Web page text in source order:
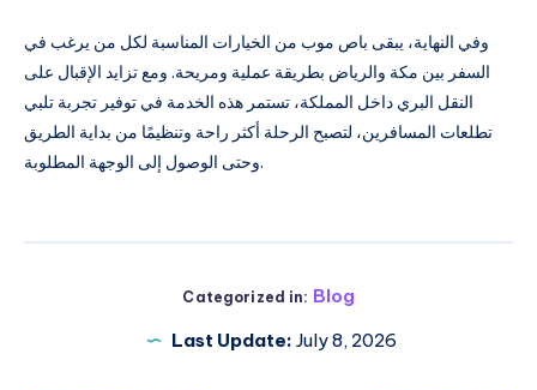
وفي النهاية، يبقى باص موب من الخيارات المناسبة لكل من يرغب في
السفر بين مكة والرياض بطريقة عملية ومريحة. ومع تزايد الإقبال على
النقل البري داخل المملكة، تستمر هذه الخدمة في توفير تجربة تلبي
تطلعات المسافرين، لتصبح الرحلة أكثر راحة وتنظيمًا من بداية الطريق
وحتى الوصول إلى الوجهة المطلوبة.
Categorized in: Blog
Last Update: July 8, 2026